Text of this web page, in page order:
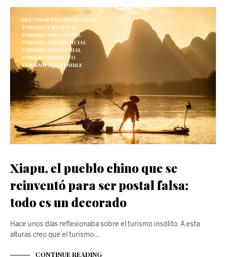
DESTINOS EXPERIENCIALES
TURISMO CREATIVO
TURISMO EMOCIONAL
TURISMO EXPERIENCIAL
TURISMO INDUSTRIAL
TURISMO INSÓLITO
TURISMO SOSTENIBLE
Xiapu, el pueblo chino que se
reinventó para ser postal falsa:
todo es un decorado
Hace unos días reflexionaba sobre el turismo insólito. A esta
alturas creo que el turismo…
CONTINUE READING